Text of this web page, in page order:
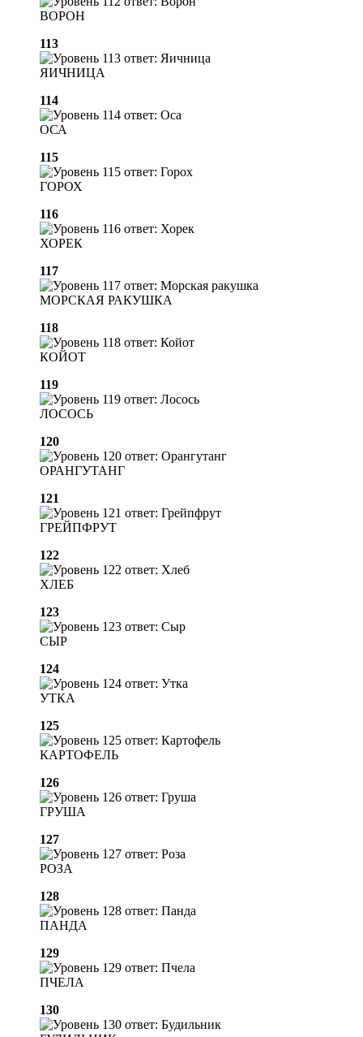
ВОРОН
113
ЯИЧНИЦА
114
ОСА
115
ГОРОХ
116
ХОРЕК
117
МОРСКАЯ РАКУШКА
118
КОЙОТ
119
ЛОСОСЬ
120
ОРАНГУТАНГ
121
ГРЕЙПФРУТ
122
ХЛЕБ
123
СЫР
124
УТКА
125
КАРТОФЕЛЬ
126
ГРУША
127
РОЗА
128
ПАНДА
129
ПЧЕЛА
130